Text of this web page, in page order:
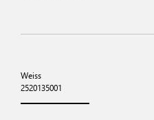
Weiss
2520135001